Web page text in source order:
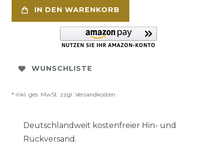
IN DEN WARENKORB
WUNSCHLISTE
* inkl. ges. MwSt. zzgl. Versandkosten
Deutschlandweit kostenfreier Hin- und
Rückversand.